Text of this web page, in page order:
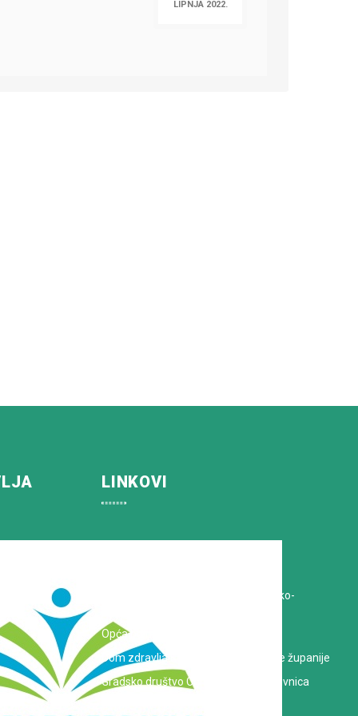
LIPNJA 2022.
LINKOVI
Zavod za javno zdravstvo Koprivničko-
Opća bolnica dr. Tomislav Bardek
Dom zdravlja Koprivničko-križevačke županije
Gradsko društvo Crvenog križa Koprivnica